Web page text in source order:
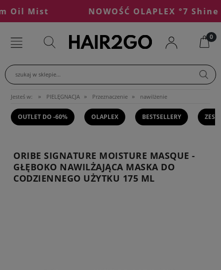
Oil Mist NOWOŚĆ OLAPLEX °7
szukaj w sklepie...
Jesteś w: » PIELĘGNACJA » Przeznaczenie » nawilżenie
OUTLET DO -60% OLAPLEX BESTSELLERY
ORIBE SIGNATURE MOISTURE MASQUE -
GŁĘBOKO NAWILŻAJĄCA MASKA DO
CODZIENNEGO UŻYTKU 175 ML